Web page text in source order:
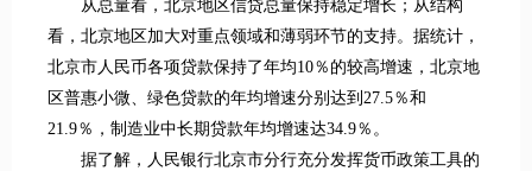
从总量看，北京地区信贷总量保持稳定增长；从结构
看，北京地区加大对重点领域和薄弱环节的支持。据统计，
北京市人民币各项贷款保持了年均10％的较高增速，北京地
区普惠小微、绿色贷款的年均增速分别达到27.5％和
21.9％，制造业中长期贷款年均增速达34.9％。
据了解，人民银行北京市分行充分发挥货币政策工具的